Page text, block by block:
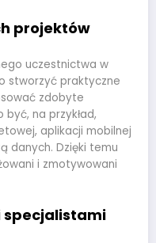
projektów
uczestnictwa w
stworzyć praktyczne
zdobyte
na przykład,
aplikacji mobilnej
danych. Dzięki temu
i zmotywowani
specjalistami